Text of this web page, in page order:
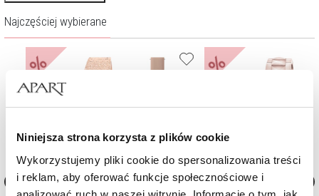
Niniejsza strona korzysta z plików cookie
Wykorzystujemy pliki cookie do spersonalizowania treści
i reklam, aby oferować funkcje społecznościowe i
Najczęściej wybierane
% %